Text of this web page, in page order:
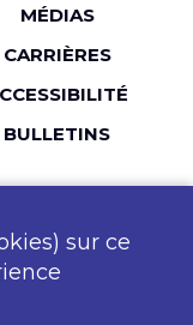
sur ce
MÉDIAS
CARRIÈRES
BULLETINS